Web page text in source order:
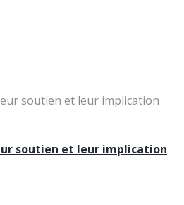
soutien et leur implication